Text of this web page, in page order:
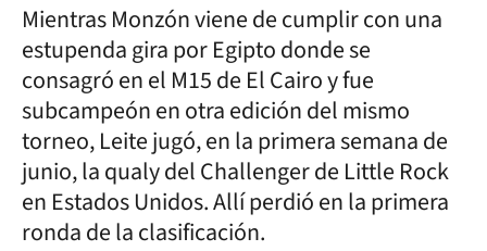
Mientras Monzón viene de cumplir con una
estupenda gira por Egipto donde se
consagró en el M15 de El Cairo y fue
subcampeón en otra edición del mismo
torneo, Leite jugó, en la primera semana de
junio, la qualy del Challenger de Little Rock
en Estados Unidos. Allí perdió en la primera
ronda de la clasificación.